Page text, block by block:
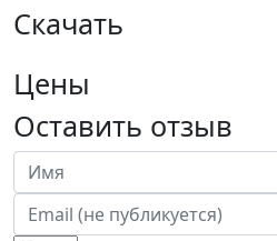
Скачать
Цены
Оставить отзыв